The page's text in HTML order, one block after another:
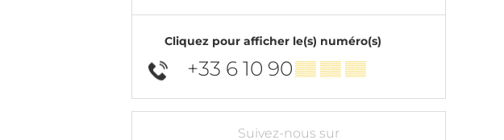
Cliquez pour afficher le(s) numéro(s)
+33 6 10 90▒▒ ▒▒ ▒▒
Suivez-nous sur